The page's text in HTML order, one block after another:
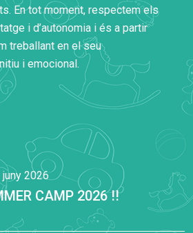
En tot moment, respectem els
i d’autonomia i és a partir
treballant en el seu
i emocional.
2026
CAMP 2026 !!